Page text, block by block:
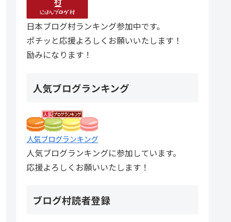
日本ブログ村ランキング参加中です。
ポチッと応援よろしくお願いいたします！
励みになります！
人気ブログランキング
人気ブログランキング
人気ブログランキングに参加しています。
応援よろしくお願いいたします！
ブログ村読者登録